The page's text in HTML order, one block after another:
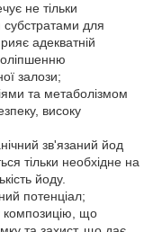
не тільки
для
адекватній
залози;
та метаболізмом
високу
зв'язаний йод
тільки необхідне на
йоду.
потенціал;
композицію, що